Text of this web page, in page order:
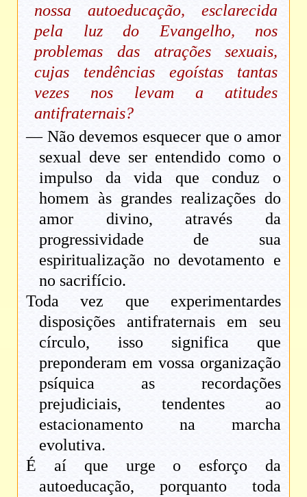
nossa autoeducação, esclarecida
pela luz do Evangelho, nos
problemas das atrações sexuais,
cujas tendências egoístas tantas
vezes nos levam a atitudes
antifraternais?
— Não devemos esquecer que o amor
sexual deve ser entendido como o
impulso da vida que conduz o
homem às grandes realizações do
amor divino, através da
progressividade de sua
espiritualização no devotamento e
no sacrifício.
Toda vez que experimentardes
disposições antifraternais em seu
círculo, isso significa que
preponderam em vossa organização
psíquica as recordações
prejudiciais, tendentes ao
estacionamento na marcha
evolutiva.
É aí que urge o esforço da
autoeducação, porquanto toda